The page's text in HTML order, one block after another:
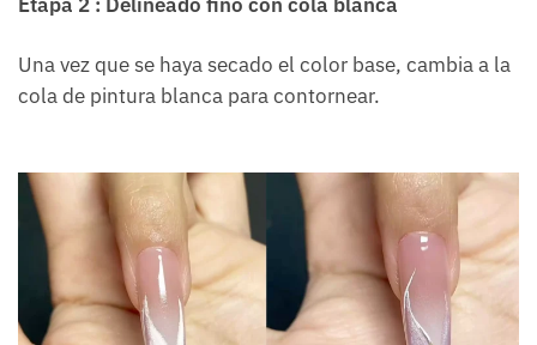
Una vez que se haya secado el color base, cambia a la
cola de pintura blanca para contornear.